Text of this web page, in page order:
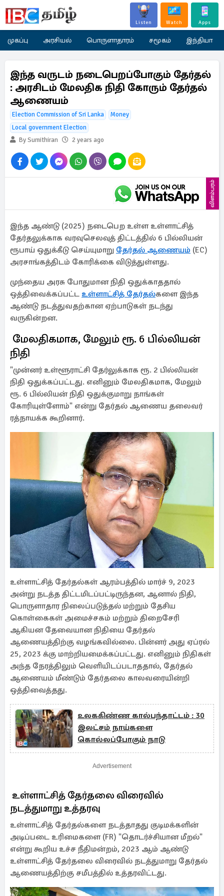
Listen Watch Apps
முகப்பு அரசியல் பொருளாதாரம் சமூகம் இந்தியா
இந்த வருடம் நடைபெறப்போகும் தேர்தல்
: அரசிடம் மேலதிக நிதி கோரும் தேர்தல்
ஆணையம்
Election Commission of Sri Lanka
Money
Local government Election
By Sumithiran
2 years ago
விளம்பரம்
இந்த ஆண்டு (2025) நடைபெற உள்ள உள்ளாட்சித்
தேர்தலுக்காக வரவுசெலவுத் திட்டத்தில் 6 பில்லியன்
ரூபாய் ஒதுக்கீடு செய்யுமாறு தேர்தல் ஆணையம் (EC)
அரசாங்கத்திடம் கோரிக்கை விடுத்துள்ளது.
முந்தைய அரசு போதுமான நிதி ஒதுக்காததால்
ஒத்திவைக்கப்பட்ட உள்ளாட்சித் தேர்தல்களை இந்த
ஆண்டு நடத்துவதற்கான ஏற்பாடுகள் நடந்து
வருகின்றன.
மேலதிகமாக, மேலும் ரூ. 6 பில்லியன்
நிதி
"முன்னர் உள்ளூராட்சி தேர்லுக்காக ரூ. 2 பில்லியன்
நிதி ஒதுக்கப்பட்டது. எனினும் மேலதிகமாக, மேலும்
ரூ. 6 பில்லியன் நிதி ஒதுக்குமாறு நாங்கள்
கோரியுள்ளோம்" என்று தேர்தல் ஆணைய தலைவர்
ரத்நாயக்க கூறினார்.
உள்ளாட்சித் தேர்தல்கள் ஆரம்பத்தில் மார்ச் 9, 2023
அன்று நடத்த திட்டமிடப்பட்டிருந்தன, ஆனால் நிதி,
பொருளாதார நிலைப்படுத்தல் மற்றும் தேசிய
கொள்கைகள் அமைச்சகம் மற்றும் திறைசேரி
ஆகியன தேவையான நிதியை தேர்தல்
ஆணையத்திற்கு வழங்கவில்லை. பின்னர் அது ஏப்ரல்
25, 2023 க்கு மாற்றியமைக்கப்பட்டது. எனினும் நிதிகள்
அந்த நேரத்திலும் வெளியிடப்படாததால், தேர்தல்
ஆணையம் மீண்டும் தேர்தலை காலவரையின்றி
ஒத்திவைத்தது.
உலககிண்ண கால்பந்தாட்டம் : 30
இலட்சம் நாய்களை
கொல்லப்போகும் நாடு
Advertisement
உள்ளாட்சித் தேர்தலை விரைவில்
நடத்துமாறு உத்தரவு
உள்ளாட்சித் தேர்தல்களை நடத்தாதது குடிமக்களின்
அடிப்படை உரிமைகளை (FR) "தொடர்ச்சியான மீறல்"
என்று கூறிய உச்ச நீதிமன்றம், 2023 ஆம் ஆண்டு
உள்ளாட்சித் தேர்தலை விரைவில் நடத்துமாறு தேர்தல்
ஆணையத்திற்கு சமீபத்தில் உத்தரவிட்டது.